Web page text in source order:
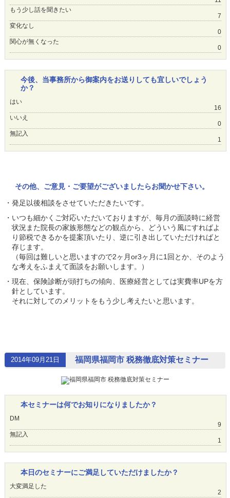
もう少し話を聞きたい
7
変化なし
0
関心が無くなった
0
今後、当事務所から御案内をお送りしても宜しいでしょう
か？
はい
16
いいえ
0
無記入
1
その他、ご意見・ご要望がございましたらお聞かせ下さい。
・発足以後相談をさせていただきたいです。
・いつも細かくご対応いただいておりますが、毎月の面談時に経営
状況また院長の家族形態などの観点から、どういう風にすればよ
り節税できるかを提案頂いたり、逆に引き出していただければと
存じます。
（毎回は難しいと思いますので2ヶ月or3ヶ月に1回とか、そのよう
な考えをふまえて面談をお願いします。）
・現在、保険診断が頭打ちの傾向、医療経営としては実費率UPを方
針としています。
それに対してのメリットをもう少し考えたいと思います。
2014年09月21日 福岡県福岡市 税務徹底対策セミナー
本セミナーは何でお知りになりましたか？
DM
9
無記入
1
本日のセミナーにご満足していただけましたか？
大変満足した
2